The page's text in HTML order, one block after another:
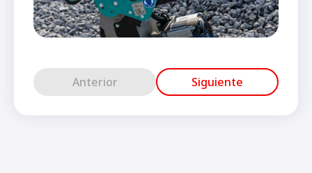
Anterior Siguiente